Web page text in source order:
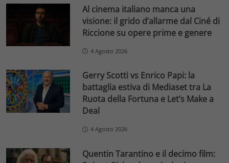
Al cinema italiano manca una
visione: il grido d’allarme dal Ciné di
Riccione su opere prime e genere
4 Agosto 2026
Gerry Scotti vs Enrico Papi: la
battaglia estiva di Mediaset tra La
Ruota della Fortuna e Let’s Make a
Deal
4 Agosto 2026
Quentin Tarantino e il decimo film: